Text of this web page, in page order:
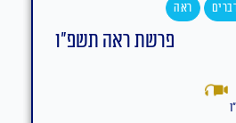
ראה
פרשת ראה תשפ"ו